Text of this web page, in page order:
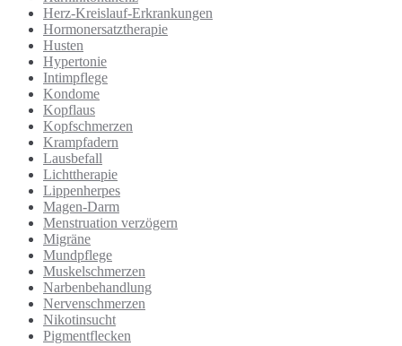
Herz-Kreislauf-Erkrankungen
Hormonersatztherapie
Husten
Hypertonie
Intimpflege
Kondome
Kopflaus
Kopfschmerzen
Krampfadern
Lausbefall
Lichttherapie
Lippenherpes
Magen-Darm
Menstruation verzögern
Migräne
Mundpflege
Muskelschmerzen
Narbenbehandlung
Nervenschmerzen
Nikotinsucht
Pigmentflecken